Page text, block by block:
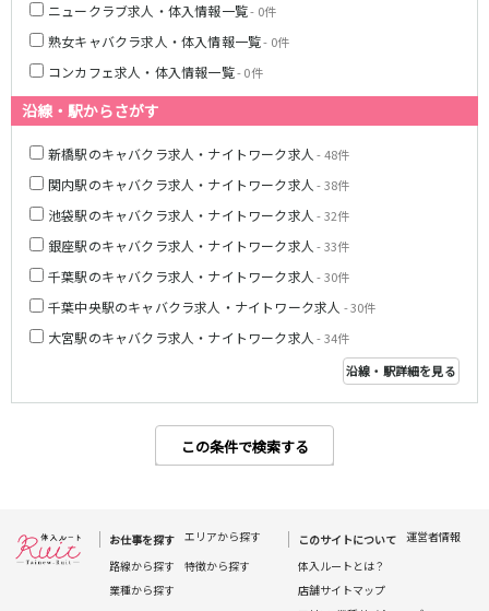
ニュークラブ求人・体入情報一覧- 0件
熟女キャバクラ求人・体入情報一覧- 0件
コンカフェ求人・体入情報一覧- 0件
沿線・駅からさがす
新橋駅のキャバクラ求人・ナイトワーク求人 - 48件
関内駅のキャバクラ求人・ナイトワーク求人 - 38件
池袋駅のキャバクラ求人・ナイトワーク求人 - 32件
銀座駅のキャバクラ求人・ナイトワーク求人 - 33件
千葉駅のキャバクラ求人・ナイトワーク求人 - 30件
千葉中央駅のキャバクラ求人・ナイトワーク求人 - 30件
大宮駅のキャバクラ求人・ナイトワーク求人 - 34件
沿線・駅詳細を見る
この条件で検索する
西武新宿線
所沢駅
東村山駅
久米川駅
新井薬師前駅
JR根岸線
関内駅
横浜駅
桜木町駅
大船駅
西武池袋線
所沢駅
ひばりヶ丘駅
秋津駅
桜台駅
西所沢駅
吾野駅
JR横浜線
お仕事を探す エリアから探す
路線から探す
特徴から探す
業種から探す
このサイトについて
運営者情報
体入ルートとは？
店舗サイトマップ